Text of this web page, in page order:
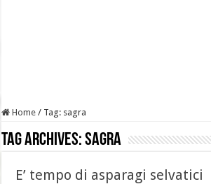
Home / Tag: sagra
Tag Archives:sagra
E’ tempo di asparagi selvatici